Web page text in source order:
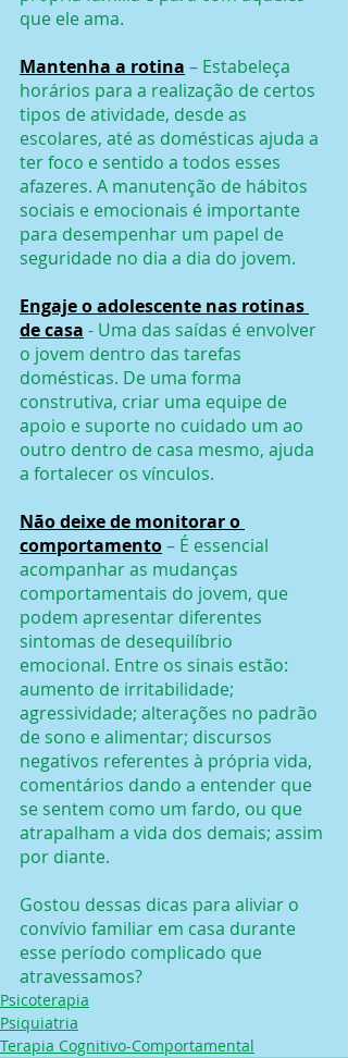
que ele ama.
Mantenha a rotina – Estabeleça
horários para a realização de certos
tipos de atividade, desde as
escolares, até as domésticas ajuda a
ter foco e sentido a todos esses
afazeres. A manutenção de hábitos
sociais e emocionais é importante
para desempenhar um papel de
seguridade no dia a dia do jovem.
Engaje o adolescente nas rotinas
de casa - Uma das saídas é envolver
o jovem dentro das tarefas
domésticas. De uma forma
construtiva, criar uma equipe de
apoio e suporte no cuidado um ao
outro dentro de casa mesmo, ajuda
a fortalecer os vínculos.
Não deixe de monitorar o
comportamento– É essencial
acompanhar as mudanças
comportamentais do jovem, que
podem apresentar diferentes
sintomas de desequilíbrio
emocional. Entre os sinais estão:
aumento de irritabilidade;
agressividade; alterações no padrão
de sono e alimentar; discursos
negativos referentes à própria vida,
comentários dando a entender que
se sentem como um fardo, ou que
atrapalham a vida dos demais; assim
por diante.
Gostou dessas dicas para aliviar o
convívio familiar em casa durante
esse período complicado que
atravessamos?
Psicoterapia
Psiquiatria
Terapia Cognitivo-Comportamental